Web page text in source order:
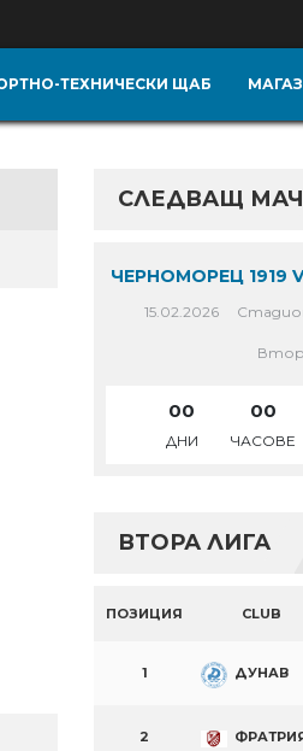
ТЕХНИЧЕСКИ ЩАБ
СЛЕДВАЩ МАЧ
ЧЕРНОМОРЕЦ 1919
15.02.2026
00
ДНИ
00
ЧАСОВЕ
ВТОРА ЛИГА
ПОЗИЦИЯ CLUB
1 ДУНАВ
2